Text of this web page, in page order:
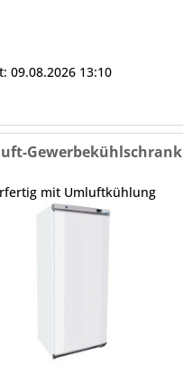
automatische
(Aggregatabwärme)
09.08.2026 13:10
Gewerbekühlschrank
mit Umluftkühlung